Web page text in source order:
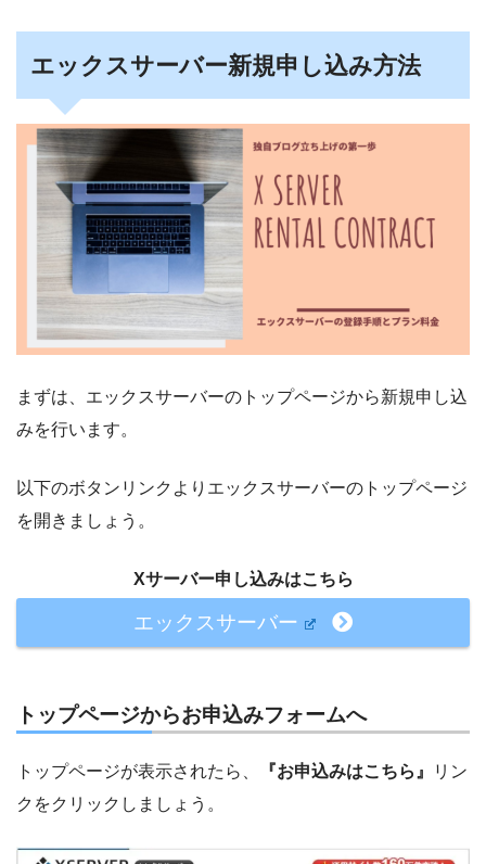
エックスサーバー新規申し込み方法
まずは、エックスサーバーのトップページから新規申し込
みを行います。
以下のボタンリンクよりエックスサーバーのトップページ
を開きましょう。
Xサーバー申し込みはこちら
エックスサーバー
トップページからお申込みフォームへ
トップページが表示されたら、 『お申込みはこちら』
リン
クをクリックしましょう。